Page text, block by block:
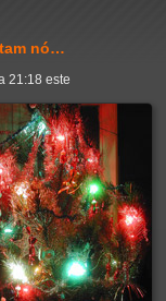
nó…
21:18 este